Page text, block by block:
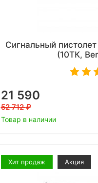
Сигнальный
(10ТК,
21 590
52 712
Товар в наличии
Хит продаж Акция